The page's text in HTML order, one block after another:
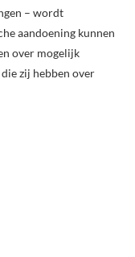
– wordt
aandoening kunnen
over mogelijk
zij hebben over